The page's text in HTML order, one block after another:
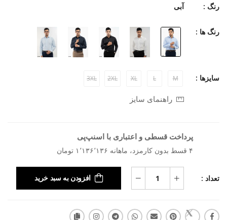
رنگ : آبی
رنگ ها :
سایزها : M
L
XL
2XL
3XL
راهنمای سایز
پرداخت قسطی و اعتباری با اسنپ‌پی
۴ قسط بدون کارمزد، ماهانه ۱٬۱۳۶٬۱۳۶ تومان
تعداد : افزودن به سبد خرید